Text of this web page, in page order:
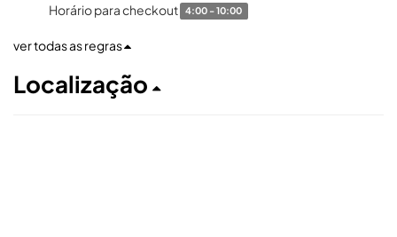
Horário para checkout 4:00 - 10:00
ver todas as regras
Localização